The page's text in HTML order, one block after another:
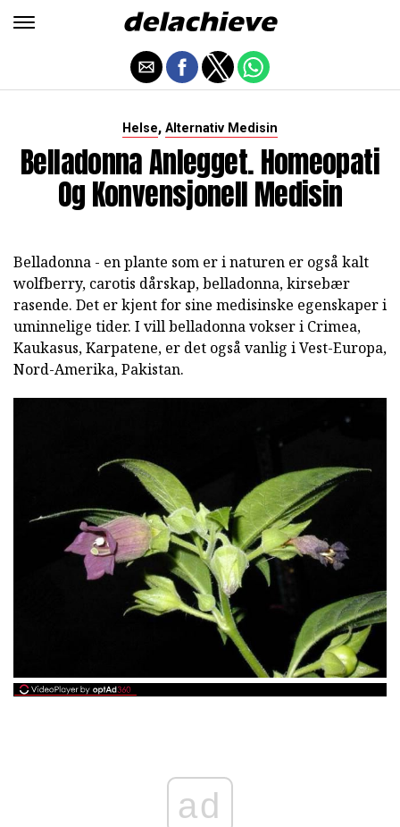
Helse, Alternativ Medisin
Belladonna Anlegget. Homeopati
Og Konvensjonell Medisin
Belladonna - en plante som er i naturen er også kalt
wolfberry, carotis dårskap, belladonna, kirsebær
rasende. Det er kjent for sine medisinske egenskaper i
uminnelige tider. I vill belladonna vokser i Crimea,
Kaukasus, Karpatene, er det også vanlig i Vest-Europa,
Nord-Amerika, Pakistan.
ad